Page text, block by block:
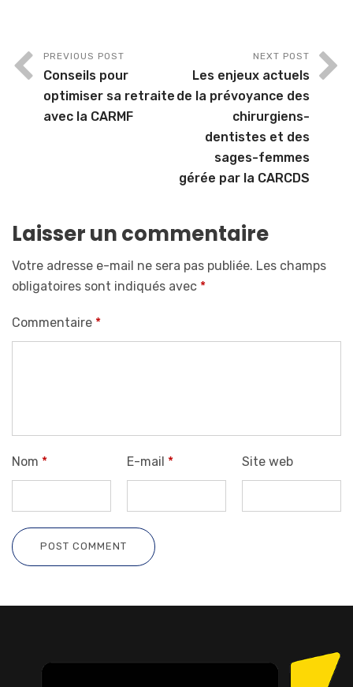
PREVIOUS POST
Conseils pour
optimiser sa retraite
avec la CARMF
NEXT POST
Les enjeux actuels
de la prévoyance des
chirurgiens-
dentistes et des
sages-femmes
gérée par la CARCDS
Laisser un commentaire
Votre adresse e-mail ne sera pas publiée. Les champs
obligatoires sont indiqués avec *
Commentaire *
Nom * E-mail * Site web
POST COMMENT